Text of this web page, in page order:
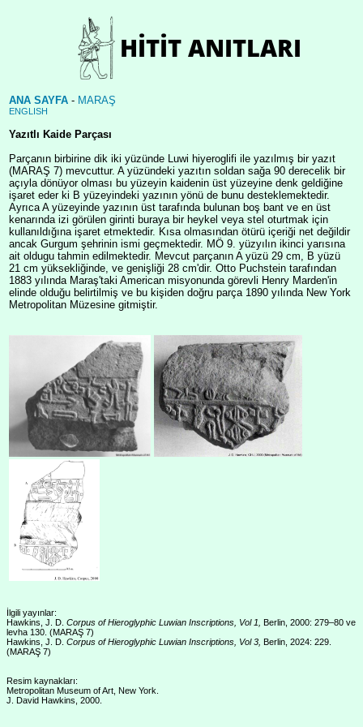
ANA SAYFA - MARAŞ
ENGLISH
Yazıtlı Kaide Parçası
Parçanın birbirine dik iki yüzünde Luwi hiyeroglifi ile yazılmış bir yazıt
(MARAŞ 7) mevcuttur. A yüzündeki yazıtın soldan sağa 90 derecelik bir
açıyla dönüyor olması bu yüzeyin kaidenin üst yüzeyine denk geldiğine
işaret eder ki B yüzeyindeki yazının yönü de bunu desteklemektedir.
Ayrıca A yüzeyinde yazının üst tarafında bulunan boş bant ve en üst
kenarında izi görülen girinti buraya bir heykel veya stel oturtmak için
kullanıldığına işaret etmektedir. Kısa olmasından ötürü içeriği net değildir
ancak Gurgum şehrinin ismi geçmektedir. MÖ 9. yüzyılın ikinci yarısına
ait oldugu tahmin edilmektedir. Mevcut parçanın A yüzü 29 cm, B yüzü
21 cm yüksekliğinde, ve genişliği 28 cm'dir. Otto Puchstein tarafından
1883 yılında Maraş'taki American misyonunda görevli Henry Marden'in
elinde olduğu belirtilmiş ve bu kişiden doğru parça 1890 yılında New York
Metropolitan Müzesine gitmiştir.
İlgili yayınlar:
Hawkins, J. D. Corpus of Hieroglyphic Luwian Inscriptions, Vol 1, Berlin, 2000: 279–80 ve
levha 130. (MARAŞ 7)
Hawkins, J. D. Corpus of Hieroglyphic Luwian Inscriptions, Vol 3, Berlin, 2024: 229.
(MARAŞ 7)
Resim kaynakları:
Metropolitan Museum of Art, New York.
J. David Hawkins, 2000.